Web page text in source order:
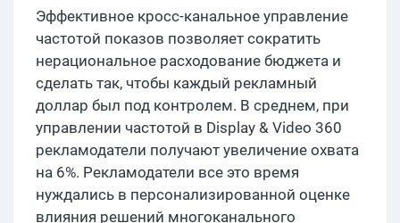
Эффективное кросс-канальное управление
частотой показов позволяет сократить
нерациональное расходование бюджета и
сделать так, чтобы каждый рекламный
доллар был под контролем. В среднем, при
управлении частотой в Display & Video 360
рекламодатели получают увеличение охвата
на 6%. Рекламодатели все это время
нуждались в персонализированной оценке
влияния решений многоканального